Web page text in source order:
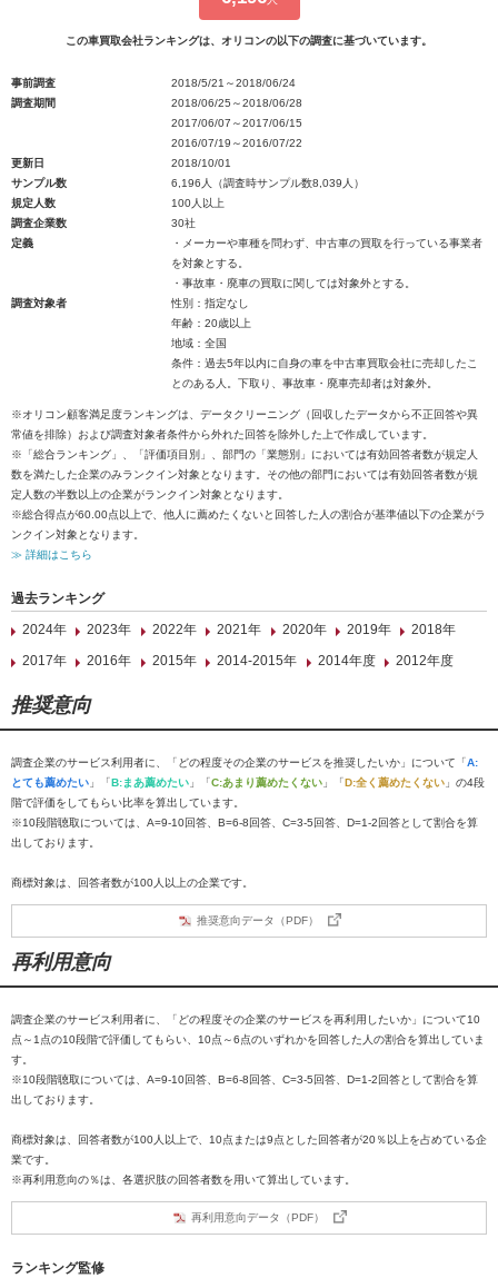
この車買取会社ランキングは、オリコンの以下の調査に基づいています。
事前調査
2018/5/21～2018/06/24
調査期間
2018/06/25～2018/06/28
2017/06/07～2017/06/15
2016/07/19～2016/07/22
更新日
2018/10/01
サンプル数
6,196人（調査時サンプル数8,039人）
規定人数
100人以上
調査企業数
30社
定義
・メーカーや車種を問わず、中古車の買取を行っている事業者
を対象とする。
・事故車・廃車の買取に関しては対象外とする。
調査対象者
性別：指定なし
年齢：20歳以上
地域：全国
条件：過去5年以内に自身の車を中古車買取会社に売却したこ
とのある人。下取り、事故車・廃車売却者は対象外。
※オリコン顧客満足度ランキングは、データクリーニング（回収したデータから不正回答や異
常値を排除）および調査対象者条件から外れた回答を除外した上で作成しています。
※「総合ランキング」、「評価項目別」、部門の「業態別」においては有効回答者数が規定人
数を満たした企業のみランクイン対象となります。その他の部門においては有効回答者数が規
定人数の半数以上の企業がランクイン対象となります。
※総合得点が60.00点以上で、他人に薦めたくないと回答した人の割合が基準値以下の企業がラ
ンクイン対象となります。
≫ 詳細はこちら
過去ランキング
2024年
2023年 2022年 2021年 2020年 2019年
2018年
2017年
2016年 2015年 2014-2015年 2014年度 2012年度
推奨意向
調査企業のサービス利用者に、「どの程度その企業のサービスを推奨したいか」について「A:
とても薦めたい 」「B:まあ薦めたい 」「C:あまり薦めたくない 」「D:全く薦めたくない 」の4段
階で評価をしてもらい比率を算出しています。
※10段階聴取については、A=9-10回答、B=6-8回答、C=3-5回答、D=1-2回答として割合を算
出しております。
商標対象は、回答者数が100人以上の企業です。
推奨意向データ（PDF）
再利用意向
調査企業のサービス利用者に、「どの程度その企業のサービスを再利用したいか」について10
点～1点の10段階で評価してもらい、10点～6点のいずれかを回答した人の割合を算出していま
す。
※10段階聴取については、A=9-10回答、B=6-8回答、C=3-5回答、D=1-2回答として割合を算
出しております。
商標対象は、回答者数が100人以上で、10点または9点とした回答者が20％以上を占めている企
業です。
※再利用意向の％は、各選択肢の回答者数を用いて算出しています。
再利用意向データ（PDF）
ランキング監修